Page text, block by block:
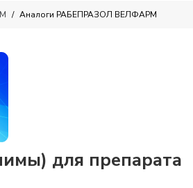
Аналоги РАБЕПРАЗОЛ ВЕЛФАРМ
для препарата